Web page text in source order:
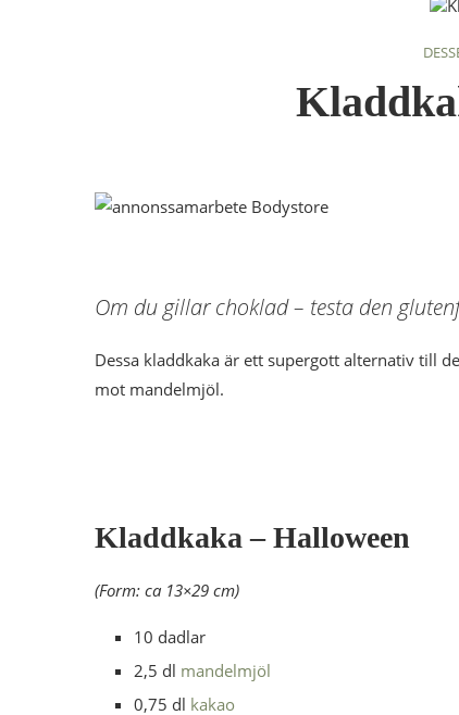
Om du gillar choklad – testa den
Dessa kladdkaka är ett supergott alternativ till
mot mandelmjöl.
Kladdkaka – Halloween
(Form: ca 13×29 cm)
10 dadlar
2,5 dl mandelmjöl
0,75 dl kakao